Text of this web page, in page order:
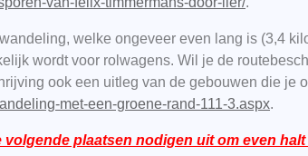
welke ongeveer even lang is (3,4
wordt voor rolwagens. Wil je de
ook een uitleg van de gebouwen die je
met-een-groene-rand-111-3.aspx.
plaatsen nodigen uit om even